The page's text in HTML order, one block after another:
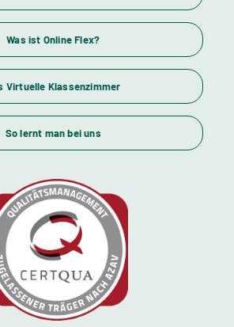
und Industriemeister
Was ist Online Flex?
Virtuelle Klassenzimmer
So lernt man bei uns